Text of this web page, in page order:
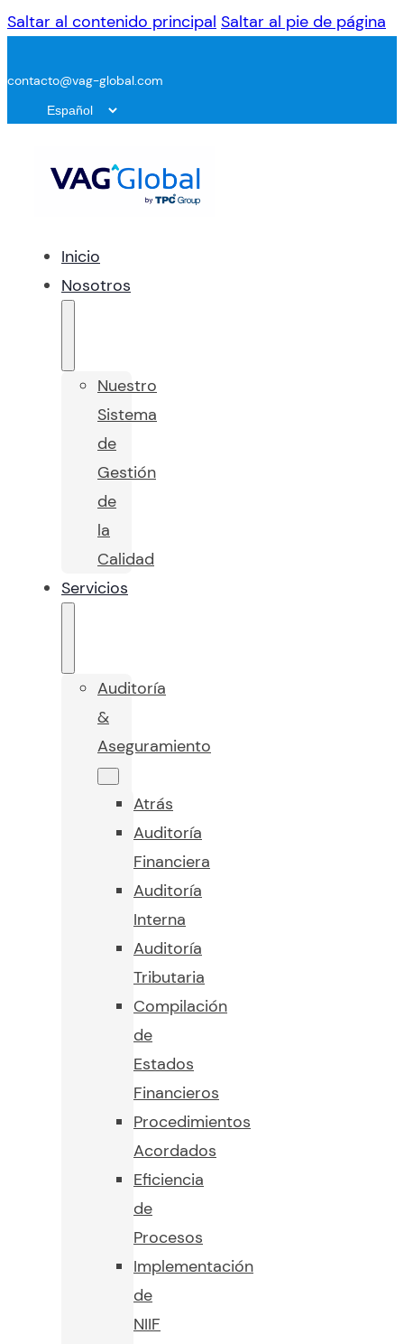
Saltar al contenido principal Saltar al pie de página
contacto@vag-global.com
Inicio
Nosotros
Nuestro
Sistema
de
Gestión
de
la
Calidad
Servicios
Auditoría
&
Aseguramiento
Atrás
Auditoría
Financiera
Auditoría
Interna
Auditoría
Tributaria
Compilación
de
Estados
Financieros
Procedimientos
Acordados
Eficiencia
de
Procesos
Implementación
de
NIIF